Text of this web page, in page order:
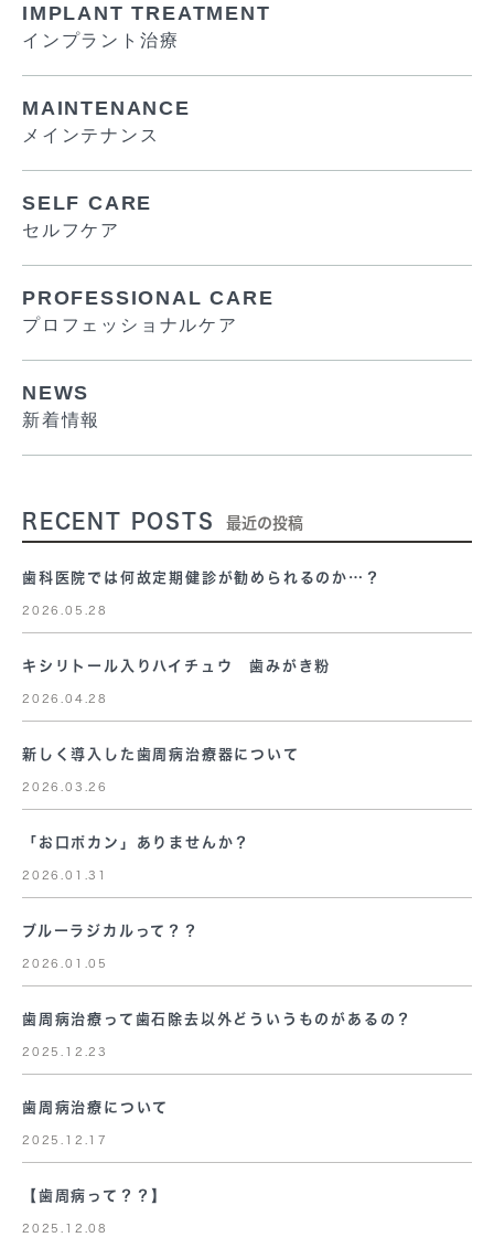
IMPLANT TREATMENT
インプラント治療
MAINTENANCE
メインテナンス
SELF CARE
セルフケア
PROFESSIONAL CARE
プロフェッショナルケア
NEWS
新着情報
RECENT POSTS 最近の投稿
歯科医院では何故定期健診が勧められるのか…？
2026.05.28
キシリトール入りハイチュウ 歯みがき粉
2026.04.28
新しく導入した歯周病治療器について
2026.03.26
「お口ポカン」ありませんか？
2026.01.31
ブルーラジカルって？？
2026.01.05
歯周病治療って歯石除去以外どういうものがあるの？
2025.12.23
歯周病治療について
2025.12.17
【歯周病って？？】
2025.12.08